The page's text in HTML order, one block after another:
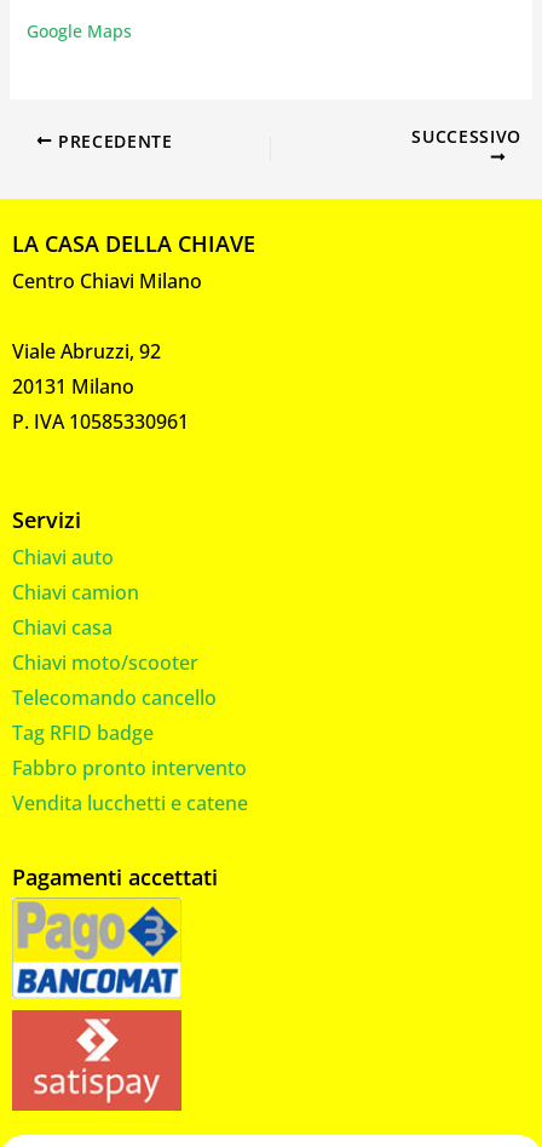
Google Maps
PRECEDENTE SUCCESSIVO
LA CASA DELLA CHIAVE
Centro Chiavi Milano
Viale Abruzzi, 92
20131 Milano
P. IVA 10585330961
Servizi
Chiavi auto
Chiavi camion
Chiavi casa
Chiavi moto/scooter
Telecomando cancello
Tag RFID badge
Fabbro pronto intervento
Vendita lucchetti e catene
Pagamenti accettati